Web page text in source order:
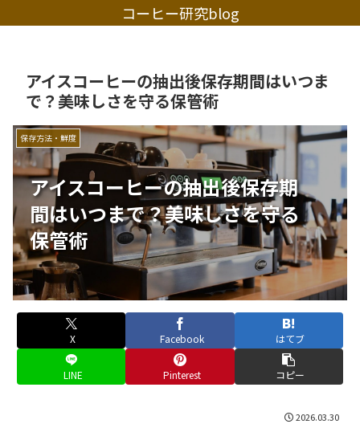
コーヒー研究blog
アイスコーヒーの抽出後保存期間はいつま
で？美味しさを守る保管術
アイスコーヒーの抽出後保存期
間はいつまで？美味しさを守る
保管術
保存方法・鮮度
X Facebook はてブ
LINE Pinterest コピー
2026.03.30